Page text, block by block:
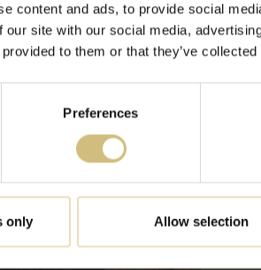
content and ads, to provide social
our site with our social media,
to them or that they’ve
Preferences
only Allow selection